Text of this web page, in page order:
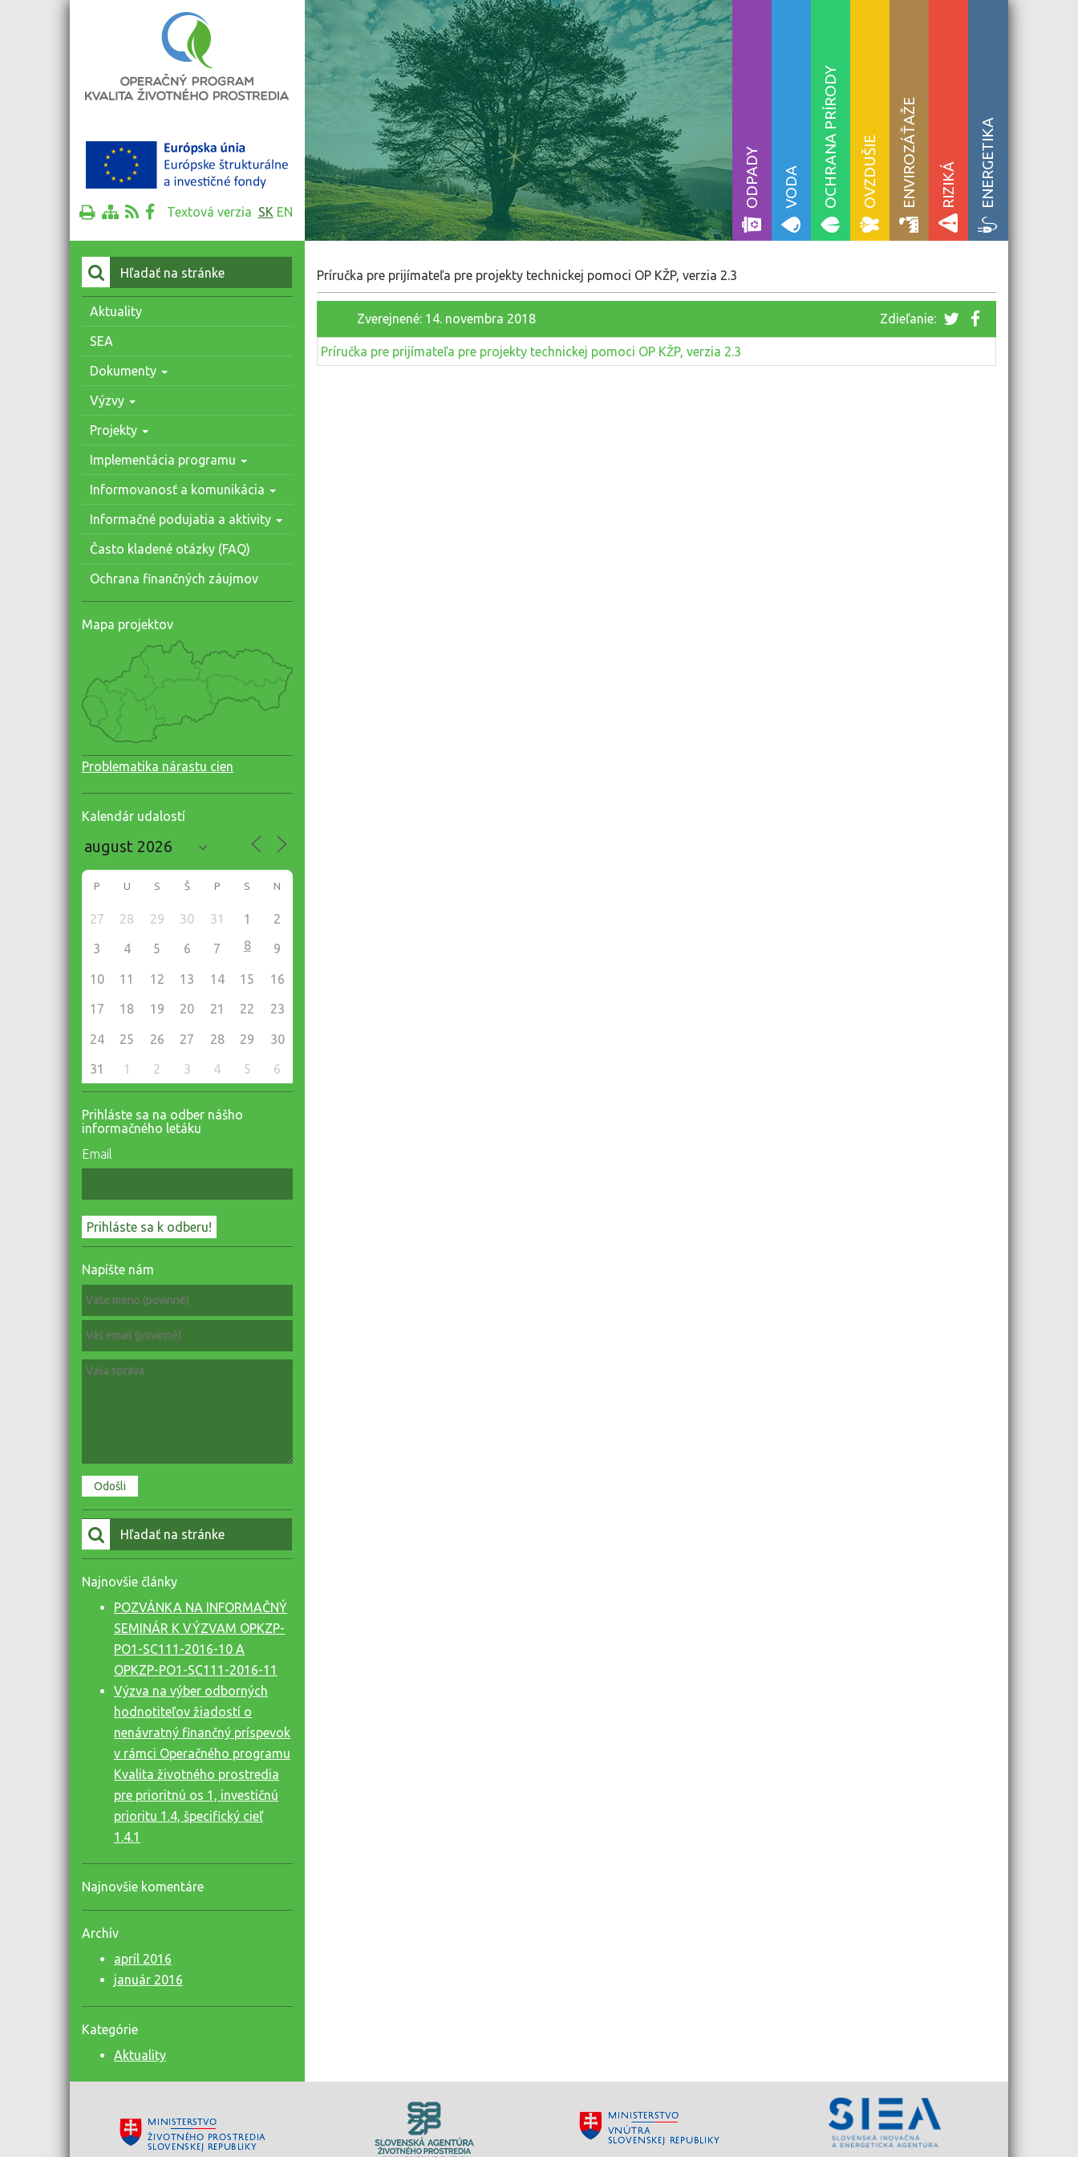
Textová verzia SK EN
ODPADY VODA OCHRANA PRÍRODY OVZDUŠIE ENVIROZÁŤAŽE RIZIKÁ ENERGETIKA
Vyhľadať:
Aktuality
SEA
Dokumenty
Výzvy
Projekty
Implementácia programu
Informovanosť a komunikácia
Informačné podujatia a aktivity
Často kladené otázky (FAQ)
Ochrana finančných záujmov
Mapa projektov
Problematika nárastu cien
Kalendár udalostí
P U S Š P S N
27 28 29 30 31 1 2
3 4 5 6 7 8 9
10 11 12 13 14 15 16
17 18 19 20 21 22 23
24 25 26 27 28 29 30
31 1 2 3 4 5 6
Prihláste sa na odber nášho
informačného letáku
Email
Napíšte nám
Vyhľadať:
Najnovšie články
POZVÁNKA NA INFORMAČNÝ
SEMINÁR K VÝZVAM OPKZP-
PO1-SC111-2016-10 A
OPKZP-PO1-SC111-2016-11
Výzva na výber odborných
hodnotiteľov žiadostí o
nenávratný finančný príspevok
v rámci Operačného programu
Kvalita životného prostredia
pre prioritnú os 1, investičnú
prioritu 1.4, špecifický cieľ
1.4.1
Najnovšie komentáre
Archív
apríl 2016
január 2016
Kategórie
Aktuality
Príručka pre prijímateľa pre projekty technickej pomoci OP KŽP, verzia 2.3
Zverejnené: 14. novembra 2018 Zdieľanie:
Príručka pre prijímateľa pre projekty technickej pomoci OP KŽP, verzia 2.3